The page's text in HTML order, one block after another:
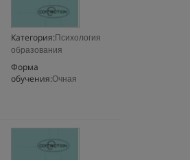
Категория: Психология
образования
Форма
обучения:Очная